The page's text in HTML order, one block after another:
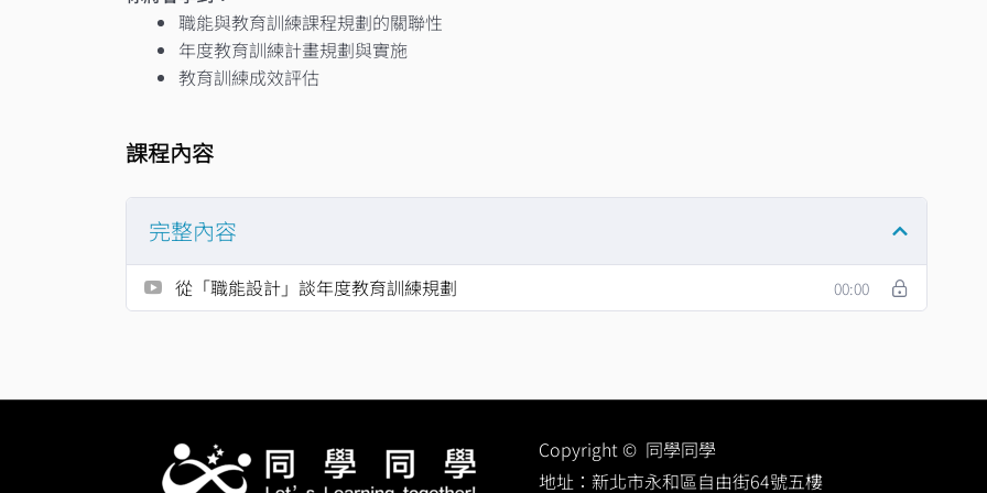
職能與教育訓練課程規劃的關聯性​
年度教育訓練計畫規劃與實施​
教育訓練成效評估​
課程內容
完整內容
​從「職能設計」談年度教育訓練規劃 00:00
Copyright © 同學同學
地址： 新北市永和區自由街64號五樓